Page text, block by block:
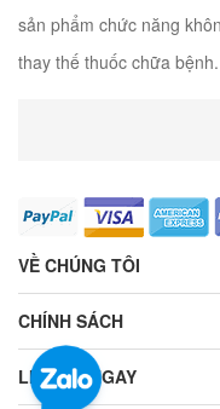
sản phẩm chức năng
thay thế thuốc chữa bệnh.
VỀ CHÚNG TÔI
CHÍNH SÁCH
LIÊN HỆ NGAY